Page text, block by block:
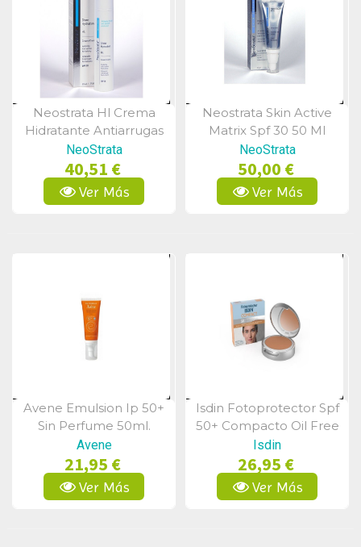
Vista Rápida
Neostrata Hl Crema
Hidratante Antiarrugas
Revitalizante Spf35 50
Ml
NeoStrata
40,51 €
Ver Más
Vista Rápida
Neostrata Skin Active
Matrix Spf 30 50 Ml
NeoStrata
50,00 €
Ver Más
Vista Rápida
Avene Emulsion Ip 50+
Sin Perfume 50ml.
Avene
21,95 €
Ver Más
Vista Rápida
Isdin Fotoprotector Spf
50+ Compacto Oil Free
Bronce 10grs
Isdin
26,95 €
Ver Más